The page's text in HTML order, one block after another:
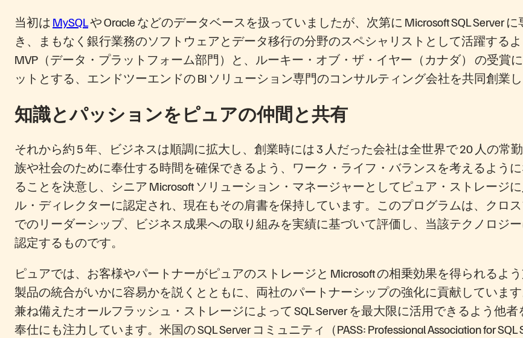
当初はMySQLや Oracle などのデータベースを扱っていましたが、次第に Microsoft SQL Server
き、まもなく銀行業務のソフトウェアとデータ移行の分野のスペシャリストとして活躍する
MVP（データ・プラットフォーム部門）と、ルーキー・オブ・ザ・イヤー（カナダ） の受賞
ットとする、エンドツーエンドの BI ソリューション専門のコンサルティング会社を共同創業し
知識とパッションをピュアの仲間と共有
それから約 5 年、ビジネスは順調に拡大し、創業時には 3 人だった会社は全世界で 20 人の
族や社会のために奉仕する時間を確保できるよう、ワーク・ライフ・バランスを考えるよう
ることを決意し、シニア Microsoft ソリューション・マネージャーとしてピュア・ストレージ
ル・ディレクターに認定され、現在もその肩書を保持しています。このプログラムは、クロ
でのリーダーシップ、ビジネス成果への取り組みを実績に基づいて評価し、当該テクノロジ
認定するものです。
ピュアでは、お客様やパートナーがピュアのストレージと Microsoft の相乗効果を得られるよ
製品の統合がいかに容易かを説くとともに、両社のパートナーシップの強化に貢献していま
兼ね備えたオールフラッシュ・ストレージによって SQL Server を最大限に活用できるよう他
奉仕にも注力しています。米国の SQL Server コミュニティ（PASS: Professional Association for